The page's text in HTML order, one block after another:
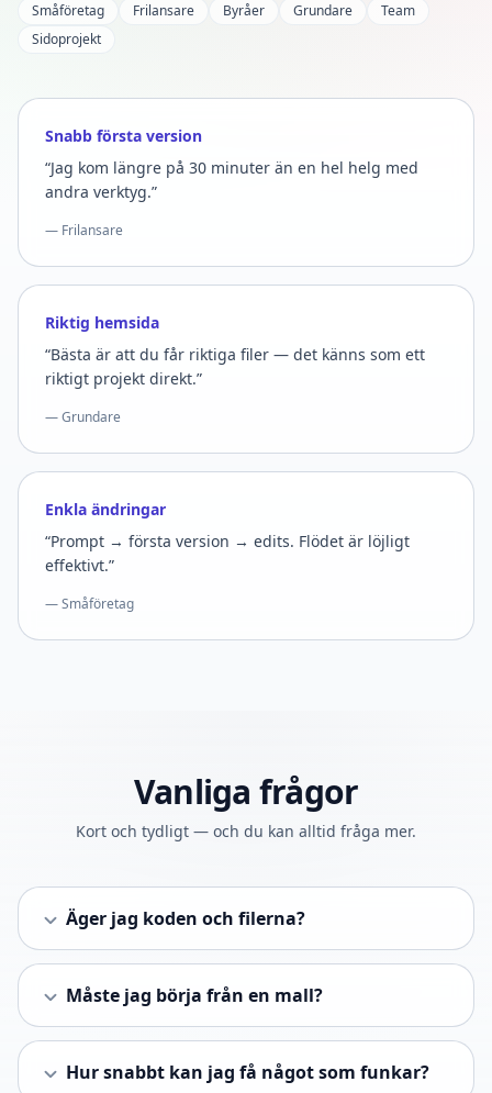
Småföretag Frilansare Byråer Grundare
Team
Sidoprojekt
Snabb första version
“Jag kom längre på 30 minuter än en hel helg med
andra verktyg.”
— Frilansare
Riktig hemsida
“Bästa är att du får riktiga filer — det känns som ett
riktigt projekt direkt.”
— Grundare
Enkla ändringar
“Prompt → första version → edits. Flödet är löjligt
effektivt.”
— Småföretag
Vanliga frågor
Kort och tydligt — och du kan alltid fråga mer.
Äger jag koden och filerna?
Måste jag börja från en mall?
Hur snabbt kan jag få något som funkar?